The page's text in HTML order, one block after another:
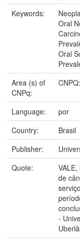
Keywords:
Oral
Oral
Area (s) of
CNPq:
Language:
por
Country:
Brasil
Publisher:
Quote:
de
-